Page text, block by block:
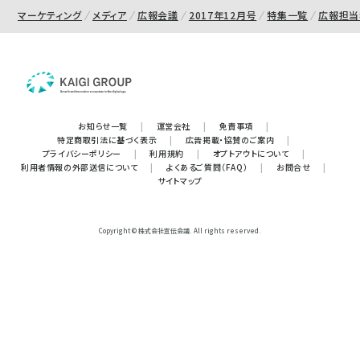
マーケティング メディア 広報会議 2017年12月号 特集一覧 広報担
お知らせ一覧 | 運営会社 | 免責事項
|
特定商取引法に基づく表示
| 広告掲載・協賛のご案内
|
プライバシーポリシー
| 利用規約 | オプトアウトについて
|
利用者情報の外部送信について
| よくあるご質問（FAQ） | お問合せ
|
サイトマップ
Copyright © 株式会社宣伝会議. All rights reserved.